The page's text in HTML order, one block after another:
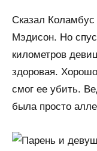
Сказал
Мэдисон. Но
километров
здоровая.
смог ее убить.
была просто